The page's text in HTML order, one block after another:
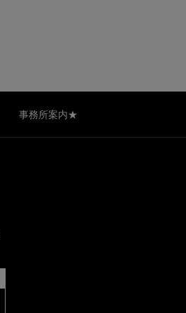
事務所案内★